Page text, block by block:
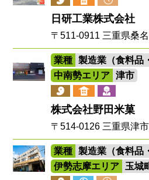
日研工業株式会社
〒511-0911 三重県桑
業種
製造業（食料品
中南勢エリア
津市
株式会社野田米菓
〒514-0126 三重県津
業種
製造業（食料品
伊勢志摩エリア
玉城